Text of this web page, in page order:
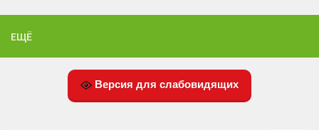
ЕЩЁ
Версия для слабовидящих